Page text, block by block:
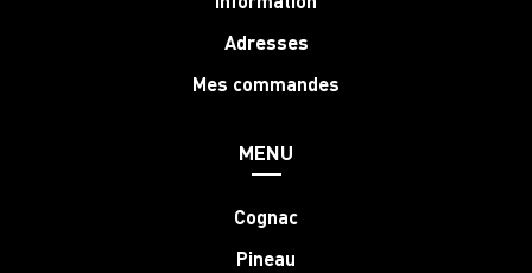
Adresses
Mes commandes
MENU
Cognac
Pineau